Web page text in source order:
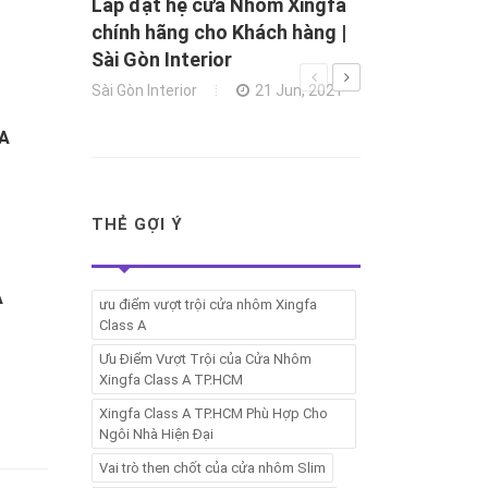
Lắp đặt hệ cửa Nhôm Xingfa
chính hãng cho Khách hàng |
Sài Gòn Interior
Sài Gòn Interior 21 Jun, 2021
THẺ GỢI Ý
ưu điểm vượt trội cửa nhôm Xingfa
Class A
Ưu Điểm Vượt Trội của Cửa Nhôm
Xingfa Class A TP.HCM
Xingfa Class A TP.HCM Phù Hợp Cho
Ngôi Nhà Hiện Đại
Vai trò then chốt của cửa nhôm Slim